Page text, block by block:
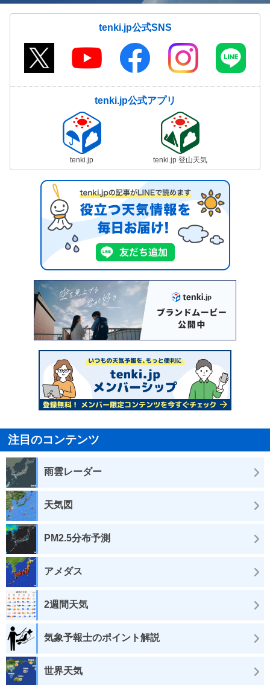
tenki.jp公式SNS
tenki.jp公式アプリ
tenki.jp tenki.jp 登山天気
注目のコンテンツ
雨雲レーダー
天気図
PM2.5分布予測
アメダス
2週間天気
気象予報士のポイント解説
世界天気